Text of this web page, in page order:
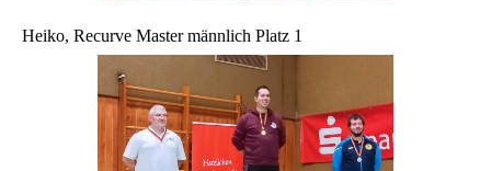
Heiko, Recurve Master männlich Platz 1